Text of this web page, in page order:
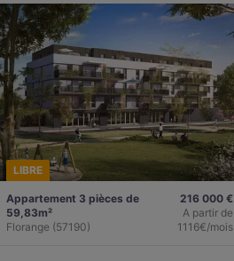
LIBRE
Appartement 3 pièces de
59,83m²
Florange (57190)
216 000 €
A partir de
1116€/mois